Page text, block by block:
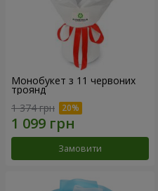
Монобукет з 11 червоних
троянд
1 374 грн
Замовити